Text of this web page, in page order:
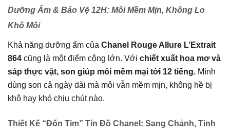
Dưỡng Ẩm & Bảo Vệ 12H: Môi Mềm Mịn, Không Lo
Khô Môi
Khả năng dưỡng ẩm của Chanel
Rouge Allure L’Extrait
864 cũng là một điểm cộng lớn. Với chiết xuất hoa mơ và
sáp thực vật, son giúp môi mềm mại tới 12 tiếng. Mình
dùng son cả ngày dài mà môi vẫn mềm mịn, không hề bị
khô hay khó chịu chút nào.
Thiết Kế “Đốn Tim” Tín Đồ Chanel: Sang Chảnh, Tinh